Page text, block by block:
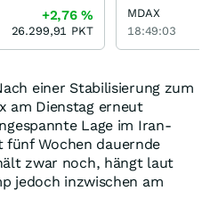
einer Stabilisierung zum
am Dienstag erneut
Lage im Iran-
fünf Wochen dauernde
zwar noch, hängt laut
jedoch inzwischen am
+2,76%
26.299,91 PKT
MDAX
18:49:03